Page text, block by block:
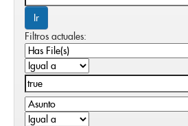
Filtros actuales: